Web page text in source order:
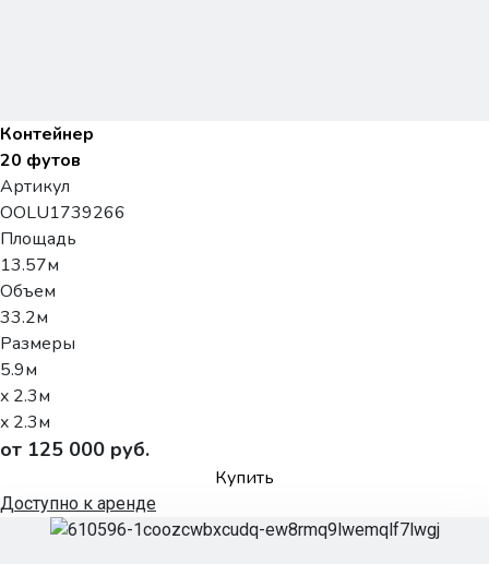
Контейнер
20 футов
Артикул
OOLU1739266
Площадь
13.57м
Объем
33.2м
Размеры
5.9м
x 2.3м
x 2.3м
от 125 000 руб.
Купить
Доступно к аренде